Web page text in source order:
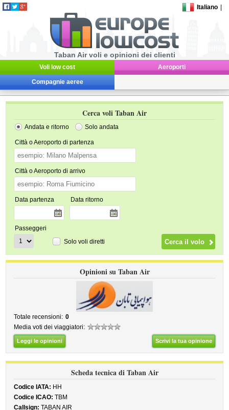
Italiano
Taban Air voli e opinioni dei clienti
Voli low cost Aeroporti
Compagnie aeree
Cerca voli Taban Air
Andata e ritorno Solo andata
Città o Aeroporto di partenza
Città o Aeroporto di arrivo
Data partenza Data ritorno
Passeggeri
Solo voli diretti
Opinioni su Taban Air
Totale recensioni: 0
Media voti dei viaggiatori:
Leggi le opinioni Scrivi la tua opinione
Scheda tecnica di Taban Air
Codice IATA: HH
Codice ICAO: TBM
Callsign: TABAN AIR